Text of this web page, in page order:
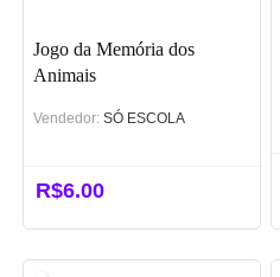
Jogo da Memória dos
Animais
Vendedor: SÓ ESCOLA
R$6.00